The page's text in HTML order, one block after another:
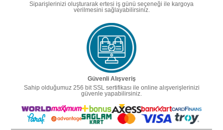
Siparişlerinizi oluşturarak ertesi iş günü seçeneği ile kargoya
verilmesini sağlayabilirsiniz.
Güvenli Alışveriş
Sahip olduğumuz 256 bit SSL sertifikası ile online alışverişlerinizi
güvenle yapabilirsiniz.